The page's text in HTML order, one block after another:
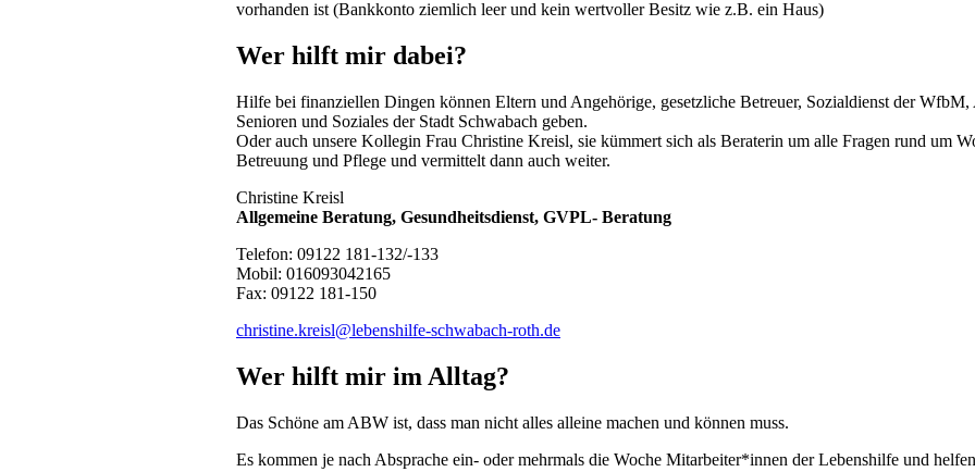
vorhanden ist (Bankkonto ziemlich leer und kein wertvoller Besitz wie z.B. ein Haus)
Wer hilft mir dabei?
Hilfe bei finanziellen Dingen können Eltern und Angehörige, gesetzliche Betreuer, Sozialdienst der
Senioren und Soziales der Stadt Schwabach geben.
Oder auch unsere Kollegin Frau Christine Kreisl, sie kümmert sich als Beraterin um alle Fragen rund um
Betreuung und Pflege und vermittelt dann auch weiter.
Christine Kreisl
Allgemeine Beratung, Gesundheitsdienst, GVPL- Beratung
Telefon: 09122 181-132/-133
Mobil: 016093042165
Fax: 09122 181-150
christine.kreisl@lebenshilfe-schwabach-roth.de
Wer hilft mir im Alltag?
Das Schöne am ABW ist, dass man nicht alles alleine machen und können muss.
Es kommen je nach Absprache ein- oder mehrmals die Woche Mitarbeiter*innen der Lebenshilfe und